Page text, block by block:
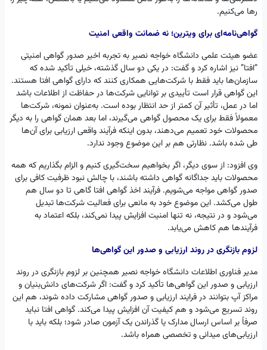
رها می‌کنیم.
گواهی‌نامه‌ای برای ویترین؛ نه ضمانت واقعی امنیت
عضو هیئت علمی دانشگاه خواجه نصیر به تجربه اخیر صدور گواهی امنیتی
“افتا” نیز اشاره کرد و گفت: در یکی دو سال گذشته، خیلی تأکید شده که
سازمان‌ها باید فقط با شرکت‌هایی همکاری کنند که دارای گواهی افتا هستند.
این گواهی قرار است تأییدی بر توانایی شرکت‌ها در حفاظت از اطلاعات باشد
اما در عمل، تأثیر آن کمتر از حد انتظار بوده است. به‌عنوان نمونه، شرکت‌ها
معمولاً فقط برای یک محصول گواهی می‌گیرند، اما بعد همان گواهی را به دیگر
محصولات خود تعمیم می‌دهند، بدون اینکه فرآیند واقعی ارزیابی برای آن‌ها
طی شده باشد. نظارتی هم بر این موضوع وجود ندارد.
وی افزود: از سوی دیگر، اگر بخواهیم سخت‌گیری کنیم و الزام بگذاریم که همه
محصولات باید جداگانه گواهی داشته باشند، با چالش نبود ظرفیت کافی برای
صدور گواهی مواجه می‌شویم. فرآیند اخذ گواهی افتا گاهی تا دو سال هم
طول می‌کشد. این موضوع خود به مانعی برای فعالیت شرکت‌ها تبدیل
می‌شود و در نتیجه، نه تنها امنیت افزایش پیدا نمی‌کند، بلکه اعتماد به
فرآیندها هم کاهش می‌یابد.
لزوم بازنگری در روند ارزیابی و صدور این گواهی‌ها
مدیر فناوری اطلاعات دانشگاه خواجه نصیر همچنین بر لزوم بازنگری در روند
ارزیابی و صدور این گواهی‌ها تأکید کرد و گفت: اگر شرکت‌های دانش‌بنیان و
مراکز آپ بتوانند در فرایند ارزیابی و صدور گواهی مشارکت داده شوند، هم این
روند تسریع می‌شود و هم کیفیت آن افزایش پیدا می‌کند. گواهی افتا نباید
صرفاً بر اساس ارسال مدارک یا گذراندن یک آزمون صادر شود؛ بلکه باید با
ارزیابی‌های میدانی و تخصصی همراه باشد.